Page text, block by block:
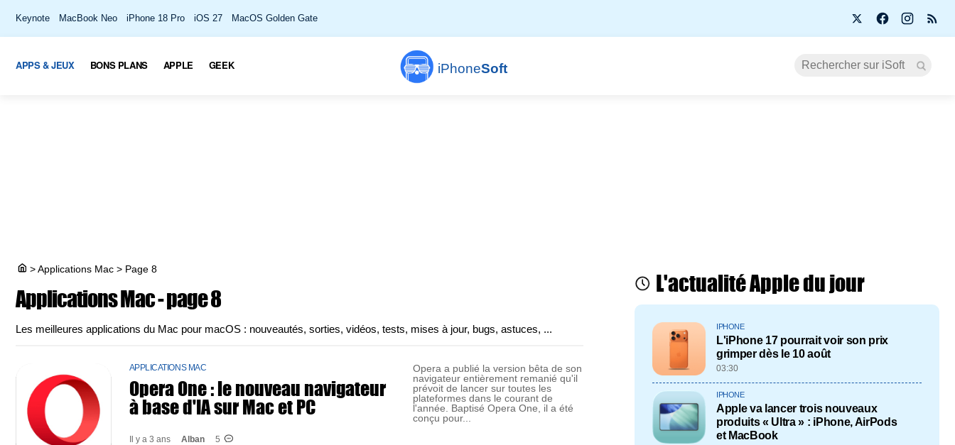
Keynote MacBook Neo iPhone 18 Pro iOS 27 MacOS Golden Gate
iPhoneSoft
APPS & JEUX BONS PLANS APPLE GEEK
>Applications Mac > Page 8
Applications Mac - page 8
Les meilleures applications du Mac pour macOS : nouveautés, sorties, vidéos, tests, mises à jour, bugs, astuces, ...
APPLICATIONS MAC
Opera One : le nouveau navigateur
à base d'IA sur Mac et PC
Il y a 3 ans Alban 5
Opera a publié la version bêta de son
navigateur entièrement remanié qu'il
prévoit de lancer sur toutes les
plateformes dans le courant de
l'année. Baptisé Opera One, il a été
conçu pour...
L'actualité Apple du jour
IPHONE
L'iPhone 17 pourrait voir son prix
grimper dès le 10 août
03:30
IPHONE
Apple va lancer trois nouveaux
produits « Ultra » : iPhone, AirPods
et MacBook